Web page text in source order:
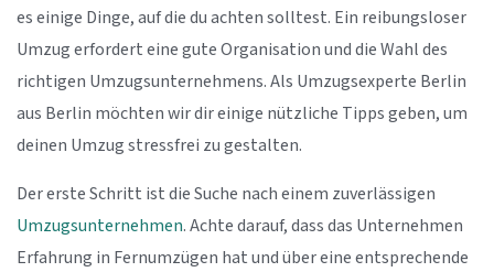
es einige Dinge, auf die du achten solltest. Ein reibungsloser
Umzug erfordert eine gute Organisation und die Wahl des
richtigen Umzugsunternehmens. Als Umzugsexperte Berlin
aus Berlin möchten wir dir einige nützliche Tipps geben, um
deinen Umzug stressfrei zu gestalten.
Der erste Schritt ist die Suche nach einem zuverlässigen
Umzugsunternehmen. Achte darauf, dass das Unternehmen
Erfahrung in Fernumzügen hat und über eine entsprechende